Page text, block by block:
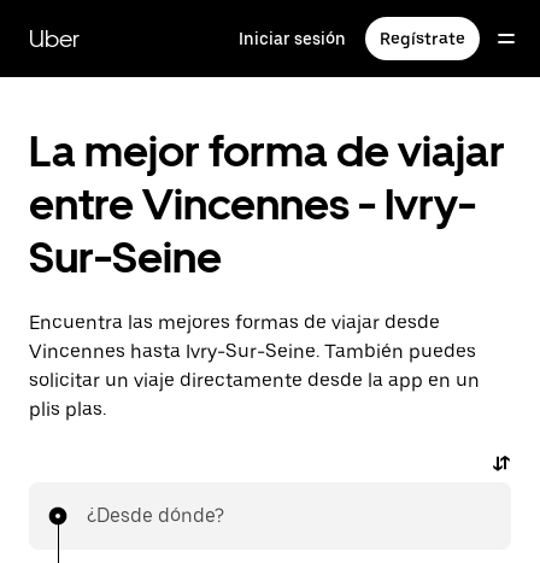
contenido
principal
Uber Iniciar sesión Regístrate
La mejor forma de viajar
entre Vincennes - Ivry-
Sur-Seine
Encuentra las mejores formas de viajar desde
Vincennes hasta Ivry-Sur-Seine. También puedes
solicitar un viaje directamente desde la app en un
plis plas.
¿Desde dónde?